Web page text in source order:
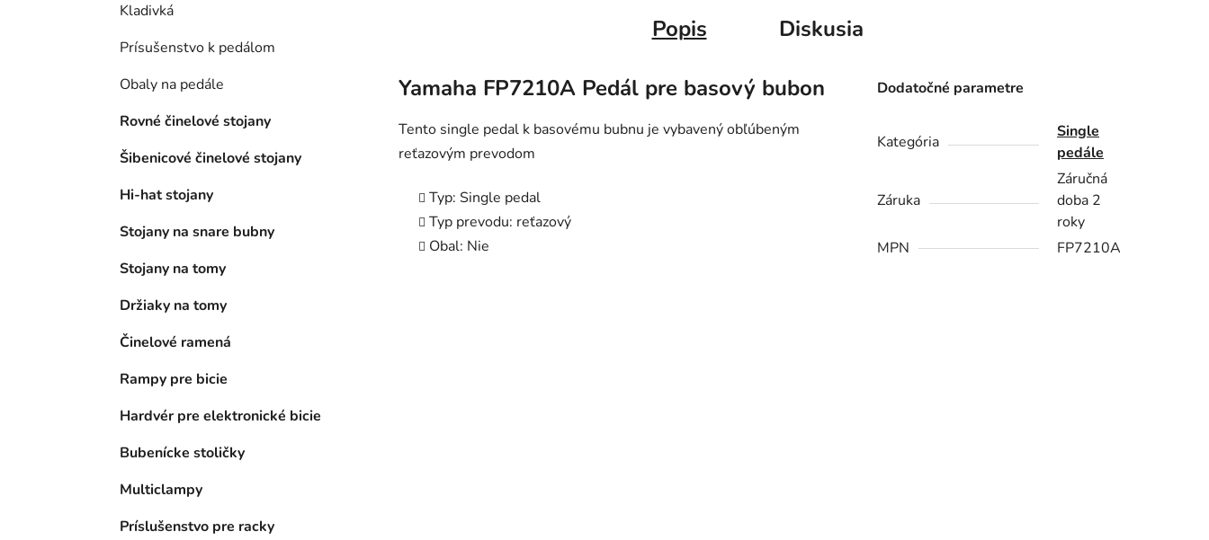
Kladivká
Prísušenstvo k pedálom
Obaly na pedále
Rovné činelové stojany
Šibenicové činelové stojany
Hi-hat stojany
Stojany na snare bubny
Stojany na tomy
Držiaky na tomy
Činelové ramená
Rampy pre bicie
Hardvér pre elektronické bicie
Bubenícke stoličky
Multiclampy
Príslušenstvo pre racky
Popis Diskusia
Yamaha FP7210A Pedál pre basový bubon
Tento single pedal k basovému bubnu je vybavený obľúbeným
reťazovým prevodom
Typ: Single pedal
Typ prevodu: reťazový
Obal: Nie
Dodatočné parametre
Kategória
Single
pedále
Záruka
Záručná
doba 2
roky
MPN
FP7210A